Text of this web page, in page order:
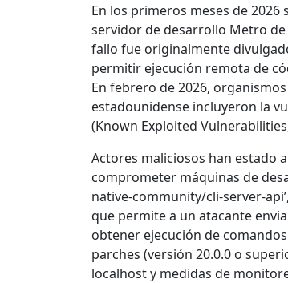
En los primeros meses de
servidor de desarrollo Metro de
fallo fue originalmente
permitir ejecución remota de
En febrero de 2026,
estadounidense incluyeron la
(Known Exploited
Actores maliciosos han estado
comprometer máquinas de
native-community/cli-server-
que permite a un atacante
obtener ejecución de
parches (versión 20.0.0 o
localhost y medidas de